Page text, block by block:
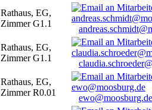
Rathaus, EG,
Zimmer G1.1
Rathaus, EG,
Zimmer G1.1
Rathaus, EG,
Zimmer R0.01
ewo@moosburg.de